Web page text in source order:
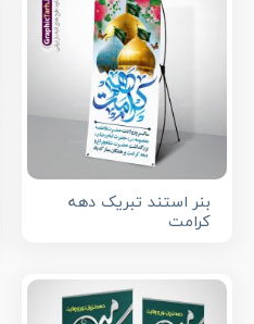
بنر استند تبریک دهه
کرامت